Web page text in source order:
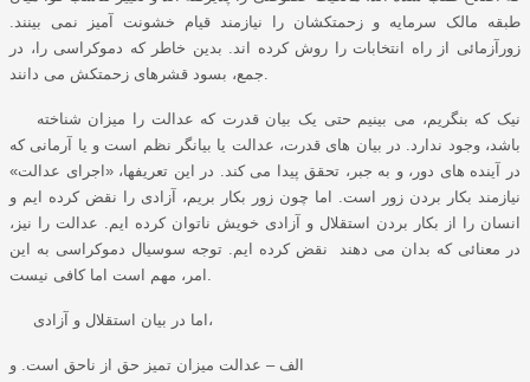
طبقه مالک سرمایه و زحمتکشان را نیازمند قیام خشونت آمیز نمی بینند.
زورآزمائی از راه انتخابات را روش کرده اند. بدین خاطر که دموکراسی را، در
باشد، وجود ندارد. در بیان های قدرت، عدالت یا بیانگر نظم است و یا آرمانی که
در آینده های دور، و به جبر، تحقق پیدا می کند. در این تعریفها، «اجرای عدالت»
نیازمند بکار بردن زور است. اما چون زور بکار بریم، آزادی را نقض کرده ایم و
انسان را از بکار بردن استقلال و آزادی خویش ناتوان کرده ایم. عدالت را نیز،
در معنائی که بدان می دهند نقض کرده ایم. توجه سوسیال دموکراسی به این
اما در بیان استقلال و آزادی،
الف – عدالت میزان تمیز حق از ناحق است. و